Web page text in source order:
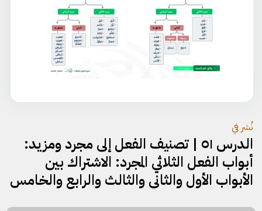
تصفّح
المقالات
نُشر في
الدرس ٥١ | تصنيف الفعل إلى مجرد ومزيد:
أبواب الفعل الثلاثي المجرد: الاشتراك بين
الأبواب الأول والثاني والثالث والرابع والخامس